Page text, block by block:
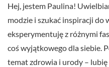
Hej, jestem Paulina!
modzie i szukać inspiracji do
eksperymentuję z różnymi
coś wyjątkowego dla siebie.
temat zdrowia i urody –